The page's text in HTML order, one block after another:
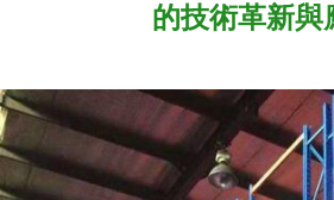
的技術革新與